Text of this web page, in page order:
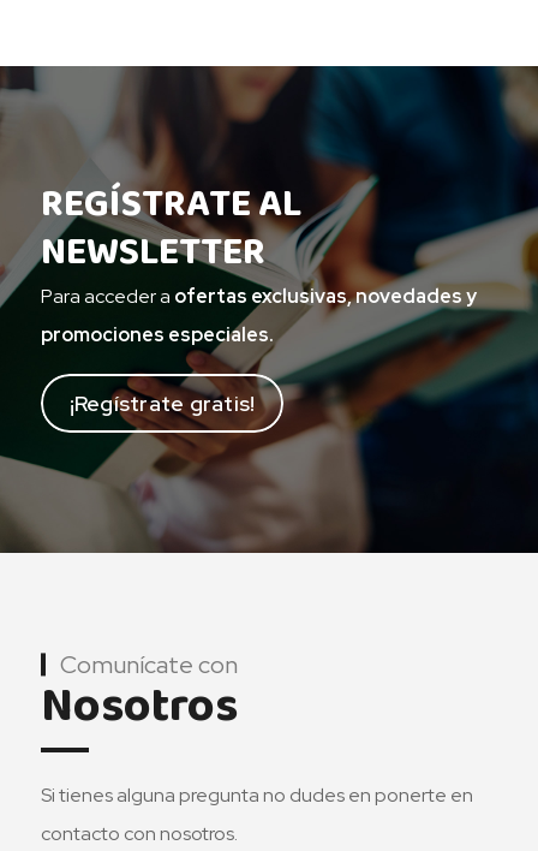
REGÍSTRATE AL
NEWSLETTER
Para acceder a ofertas exclusivas, novedades y
promociones especiales.
¡Regístrate gratis!
Comunícate con
Nosotros
Si tienes alguna pregunta no dudes en ponerte en
contacto con nosotros.